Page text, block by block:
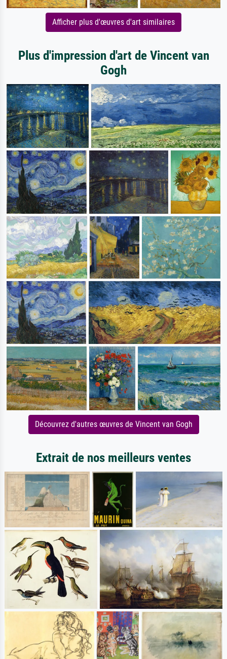
Afficher plus d'œuvres d'art similaires
Plus d'impression d'art de Vincent van
Gogh
Découvrez d'autres œuvres de Vincent van Gogh
Extrait de nos meilleurs ventes